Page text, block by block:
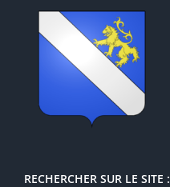
RECHERCHER SUR LE SITE :